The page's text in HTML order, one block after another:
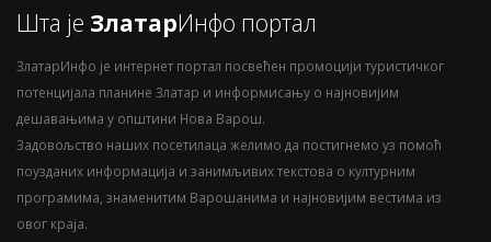
Шта је ЗлатарИнфо портал
ЗлатарИнфо је интернет портал посвећен промоцији туристичког
потенцијала планине Златар и информисању о најновијим
дешавањима у општини Нова Варош.
Задовољство наших посетилаца желимо да постигнемо уз помоћ
поузданих информација и занимљивих текстова о културним
програмима, знаменитим Варошанима и најновијим вестима из
овог краја.